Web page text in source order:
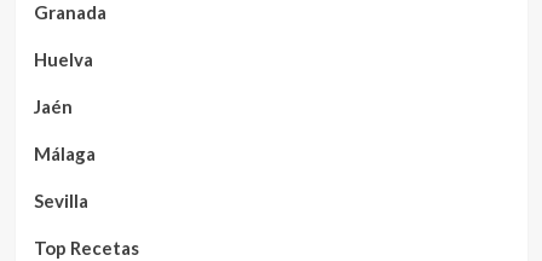
Granada
Huelva
Jaén
Málaga
Sevilla
Top Recetas